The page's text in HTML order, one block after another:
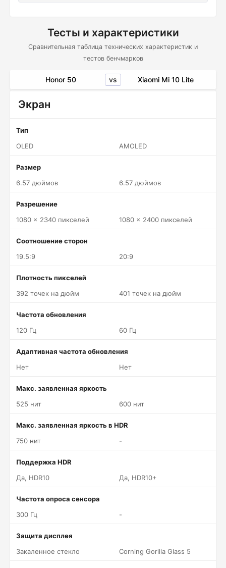
Тесты и характеристики
Сравнительная таблица технических характеристик и
тестов бенчмарков
Honor 50 vs Xiaomi Mi 10 Lite
Экран
Тип
OLED
AMOLED
Размер
6.57 дюймов
6.57 дюймов
Разрешение
1080 x 2340 пикселей
1080 x 2400 пикселей
Соотношение сторон
19.5:9
20:9
Плотность пикселей
392 точек на дюйм
401 точек на дюйм
Частота обновления
120 Гц
60 Гц
Адаптивная частота обновления
Нет
Нет
Макс. заявленная яркость
525 нит
600 нит
Макс. заявленная яркость в HDR
750 нит
-
Поддержка HDR
Да, HDR10
Да, HDR10+
Частота опроса сенсора
300 Гц
-
Защита дисплея
Закаленное стекло
Corning Gorilla Glass 5